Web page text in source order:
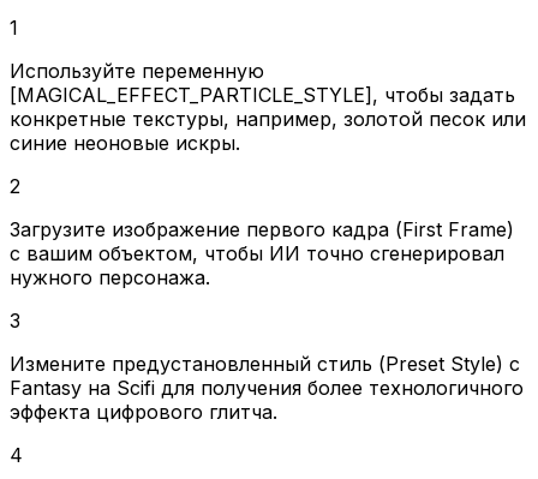
1
Используйте переменную
[MAGICAL_EFFECT_PARTICLE_STYLE], чтобы задать
конкретные текстуры, например, золотой песок или
синие неоновые искры.
2
Загрузите изображение первого кадра (First Frame)
с вашим объектом, чтобы ИИ точно сгенерировал
нужного персонажа.
3
Измените предустановленный стиль (Preset Style) с
Fantasy на Scifi для получения более технологичного
эффекта цифрового глитча.
4